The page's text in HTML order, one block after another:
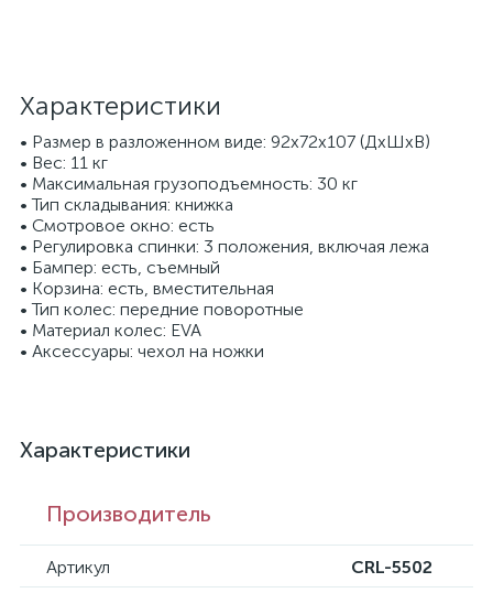
Характеристики
• Размер в разложенном виде: 92x72х107 (ДхШхВ)
• Вес: 11 кг
• Максимальная грузоподъемность: 30 кг
• Тип складывания: книжка
• Смотровое окно: есть
• Регулировка спинки: 3 положения, включая лежа
• Бампер: есть, съемный
• Корзина: есть, вместительная
• Тип колес: передние поворотные
• Материал колес: EVA
• Аксессуары: чехол на ножки
Характеристики
Производитель
Артикул
CRL-5502